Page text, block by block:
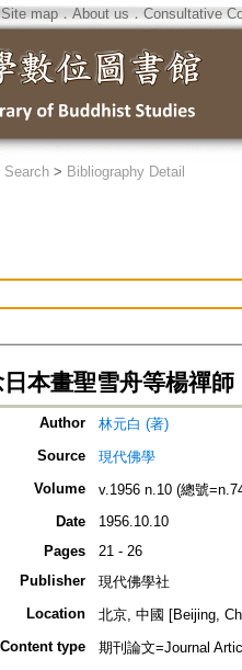
Site map．About us ． Consultative
Search > Bibliography Detail
本畫聖雪舟等楊禪師
Author
林元白 (著)
Source
現代佛學
Volume
v.1956 n.10 (總號
Date
1956.10.10
Pages
21 - 26
Publisher
現代佛學社
Location
北京, 中國 [Beijing,
Content type
期刊論文=Journal